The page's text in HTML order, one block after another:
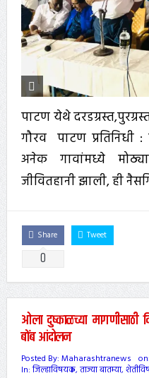
पाटण येथे
गौरव पाटण प्रतिनिधी
अनेक गावांमध्ये
जीवितहानी झाली, ही
Share
0
Tweet
ओला दुष्काळच्या मागणीसाठी
बोंब आंदोलन
Posted By: Maharashtranews on:
In:जिल्हाविषयक, ताज्या बातम्या,